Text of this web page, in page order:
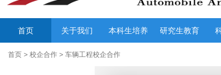
首页 关于我们 本科生培养 研究生教育
首页 > 校企合作 > 车辆工程校企合作